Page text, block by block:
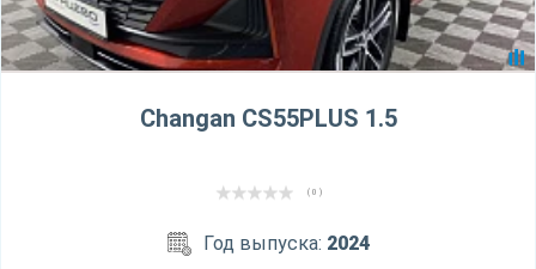
Changan CS55PLUS 1.5
( 0 )
Год выпуска: 2024